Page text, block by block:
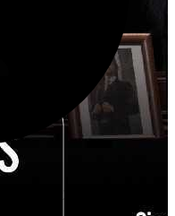
interest!